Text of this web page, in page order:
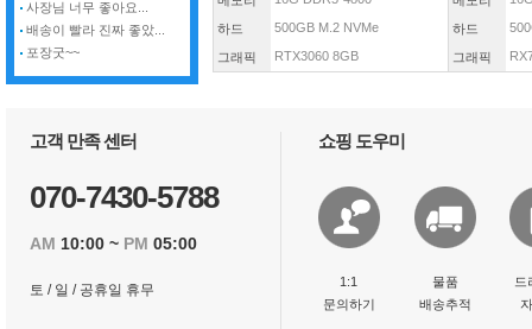
사장님 너무 좋아요...
배송이 빨라 진짜 좋았...
포장굿~~
하드 500GB M.2 NVMe
그래픽 RTX3060 8GB
하드
그래픽
고객 만족 센터
070-7430-5788
AM 10:00 ~ PM 05:00
토 / 일 / 공휴일 휴무
쇼핑 도우미
1:1
문의하기
물품
배송추적
드